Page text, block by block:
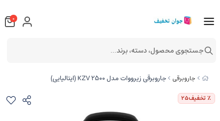
جاروبرقی جاروبرقی زیرووات مدل KZV 2500 (ایتالیایی)
٪ تخفیف25
0
جستجوی محصول، دسته، برند...